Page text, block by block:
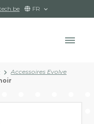
FR
Accessoires Evolve